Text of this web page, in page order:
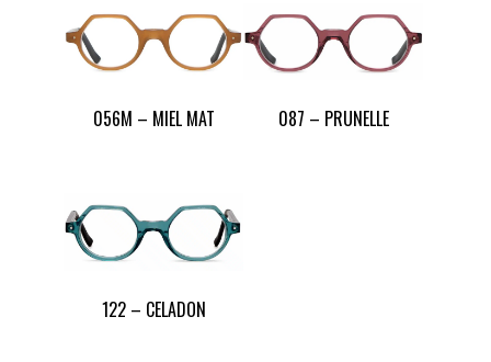
056M – MIEL MAT 087 – PRUNELLE
122 – CELADON